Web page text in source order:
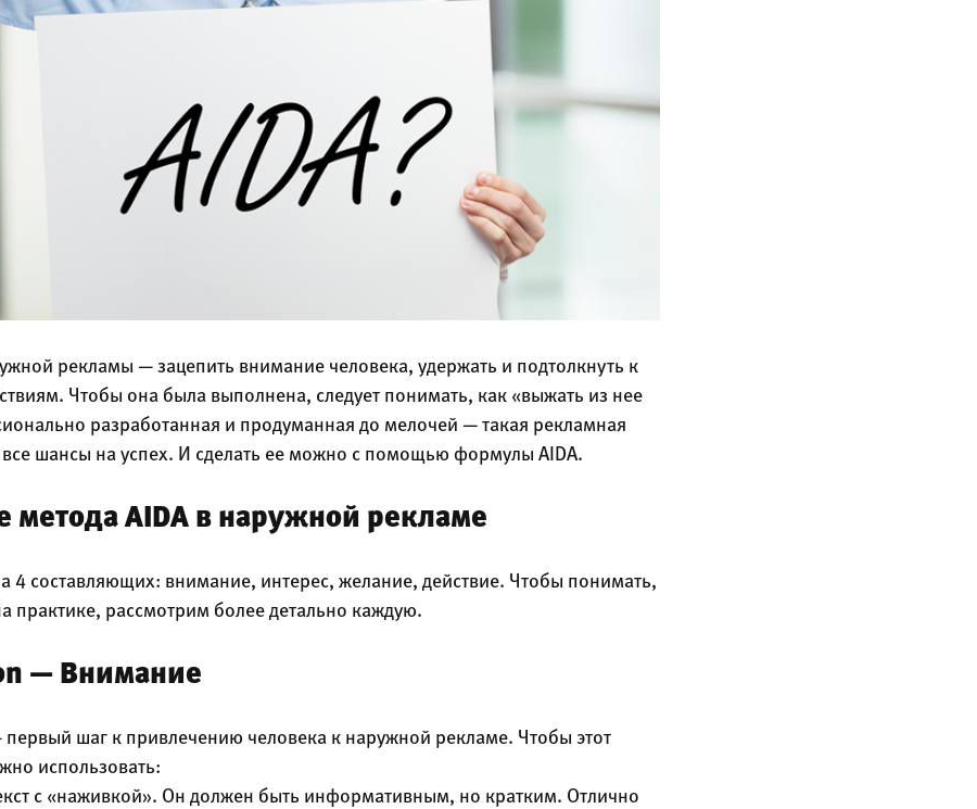
рекламы — зацепить внимание человека, удержать и подтолкнуть к
Чтобы она была выполнена, следует понимать, как «выжать из нее
разработанная и продуманная до мелочей — такая рекламная
все шансы на успех. И сделать ее можно с помощью формулы AIDA.
метода AIDA в наружной рекламе
4 составляющих: внимание, интерес, желание, действие. Чтобы понимать,
практике, рассмотрим более детально каждую.
— Внимание
шаг к привлечению человека к наружной рекламе. Чтобы этот
использовать:
с «наживкой». Он должен быть информативным, но кратким. Отлично